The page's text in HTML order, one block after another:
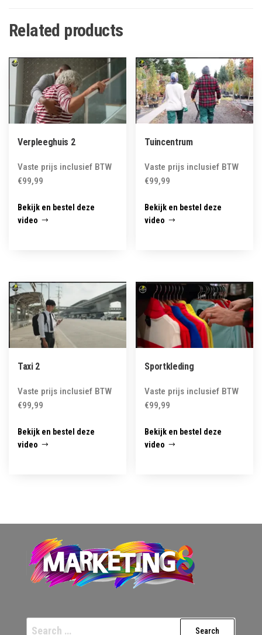
Related products
Verpleeghuis 2
Vaste prijs inclusief BTW
€99,99
Bekijk en bestel deze
video
Tuincentrum
Vaste prijs inclusief BTW
€99,99
Bekijk en bestel deze
video
Taxi 2
Vaste prijs inclusief BTW
€99,99
Bekijk en bestel deze
video
Sportkleding
Vaste prijs inclusief BTW
€99,99
Bekijk en bestel deze
video
Search